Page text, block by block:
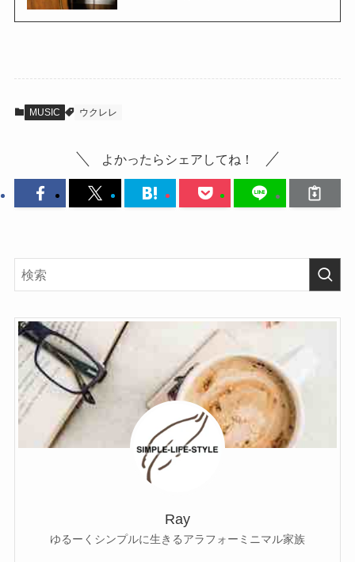
MUSIC ウクレレ
よかったらシェアしてね！
Ray
ゆるーくシンプルに生きるアラフォーミニマル家族